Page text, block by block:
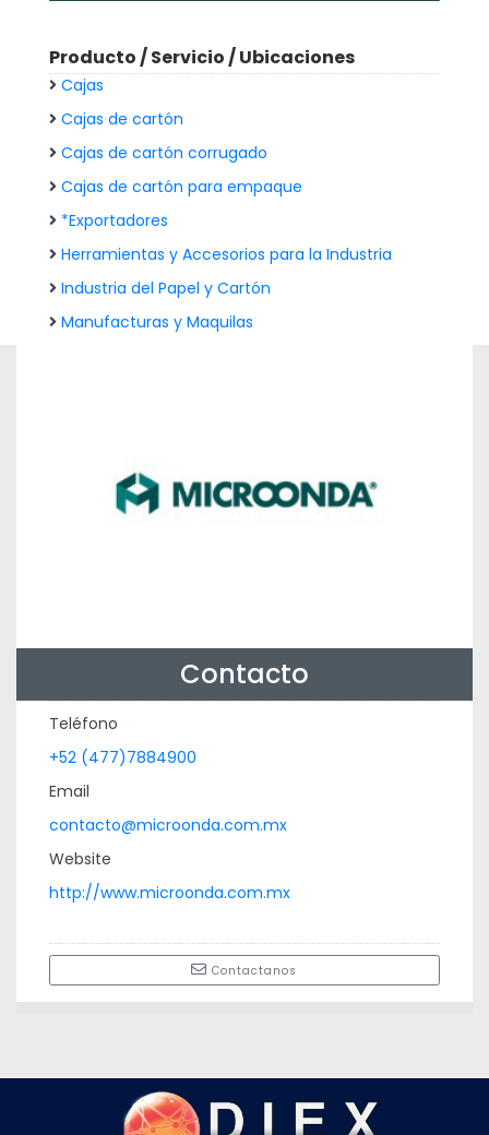
Producto / Servicio / Ubicaciones
Cajas
Cajas de cartón
Cajas de cartón corrugado
Cajas de cartón para empaque
*Exportadores
Herramientas y Accesorios para la Industria
Industria del Papel y Cartón
Manufacturas y Maquilas
Contacto
Teléfono
+52 (477)7884900
Email
contacto@microonda.com.mx
Website
http://www.microonda.com.mx
Contactanos